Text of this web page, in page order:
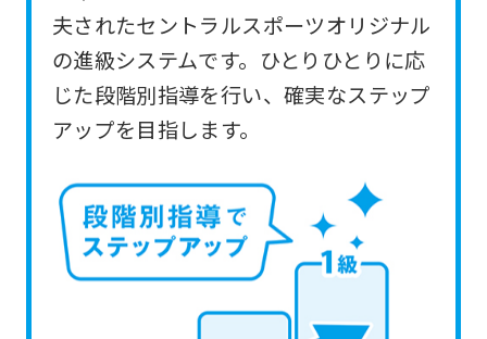
夫されたセントラルスポーツオリジナル
の進級システムです。ひとりひとりに応
じた段階別指導を行い、確実なステップ
アップを目指します。
you
use
an
automatic
translation
service,
the
Japanese
version
of